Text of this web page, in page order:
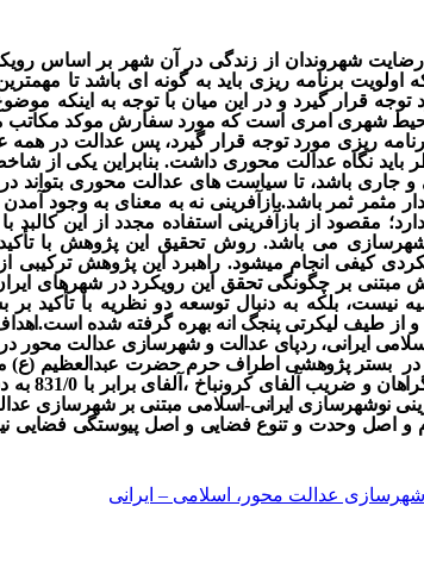
شهروندان از زندگی در آن شهر بر اساس
برنامه ریزی باید به گونه ای باشد تا
توجه قرار گیرد و در این میان با توجه به اینکه
شهری امری است که مورد سفارش موکد مکاتب
برنامه ریزی مورد توجه قرار گیرد، پس عدالت در
باید نگاه عدالت محوری داشت. بنابراین یکی از
جاری باشد، تا سیاست های عدالت محوری بتواند
مثمر ثمر باشد.بازآفرینی نه به معنای به وجود
مقصود از بازآفرینی استفاده مجدد از این
می باشد.روش تحقیق این پژوهش با
کیفی انجام میشود. راهبرد این پژوهش ترکیبی
مبتنی بر چگونگی تحقق این رویکرد در شهرهای
نیست، بلکه به دنبال توسعه دو نظریه با تأکید
طیف لیکرتی پنجگ انه بهره گرفته شده است.
ایرانی، ردپای عدالت و شهرسازی عدالت محور
بستر پژوهشی اطراف حرم حضرت عبدالعظیم (ع)
و ضریب آلفای کرونباخ ،آلفای برابر با 831/0 به دست آمد.
باز آفرینی نوشهرسازی ایرانی-اسلامی مبتنی بر
عدالت محور، اسلامی – ایرانی